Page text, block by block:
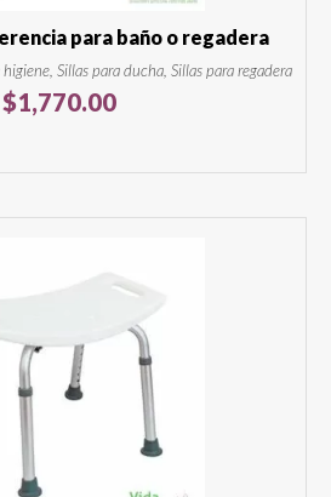
para baño o regadera
Sillas para ducha, Sillas para regadera
$1,770.00